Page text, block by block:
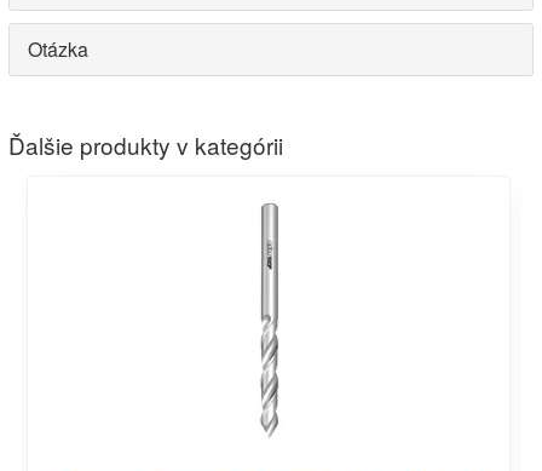
Otázka
Ďalšie produkty v kategórii